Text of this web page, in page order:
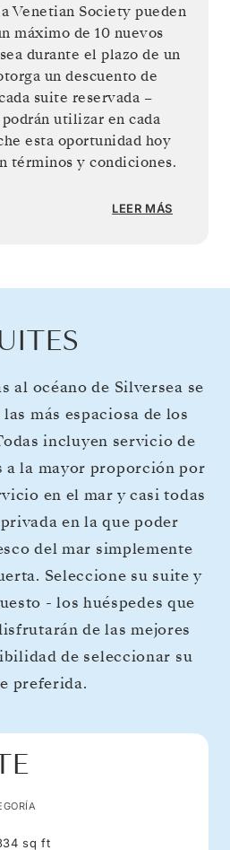
Venetian Society pueden
máximo de 10 nuevos
durante el plazo de un
un descuento de
suite reservada –
utilizar en cada
esta oportunidad hoy
términos y condiciones.
LEER MÁS
al océano de Silversea se
más espaciosa de los
incluyen servicio de
a la mayor proporción por
en el mar y casi todas
en la que poder
del mar simplemente
Seleccione su suite y
- los huéspedes que
de las mejores
de seleccionar su
preferida.
sq ft